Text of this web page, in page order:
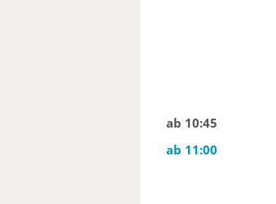
ab 10:45
ab 11:00